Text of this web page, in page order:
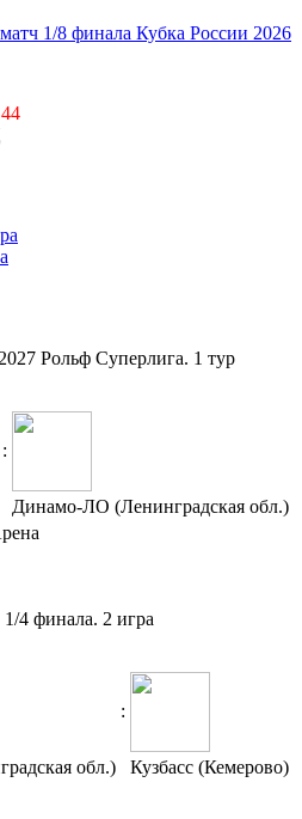
1/8 финала Кубка России 2026
Рольф Суперлига. 1 тур
:
Динамо-ЛО (Ленинградская обл.)
4 финала. 2 игра
:
обл.) Кузбасс (Кемерово)